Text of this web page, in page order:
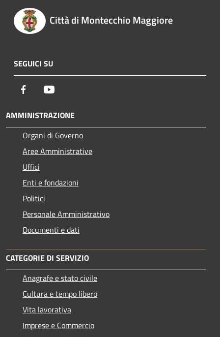
Città di Montecchio Maggiore
SEGUICI SU
Facebook
AMMINISTRAZIONE
Organi di Governo
Aree Amministrative
Uffici
Enti e fondazioni
Politici
Personale Amministrativo
Documenti e dati
CATEGORIE DI SERVIZIO
Anagrafe e stato civile
Cultura e tempo libero
Vita lavorativa
Imprese e Commercio